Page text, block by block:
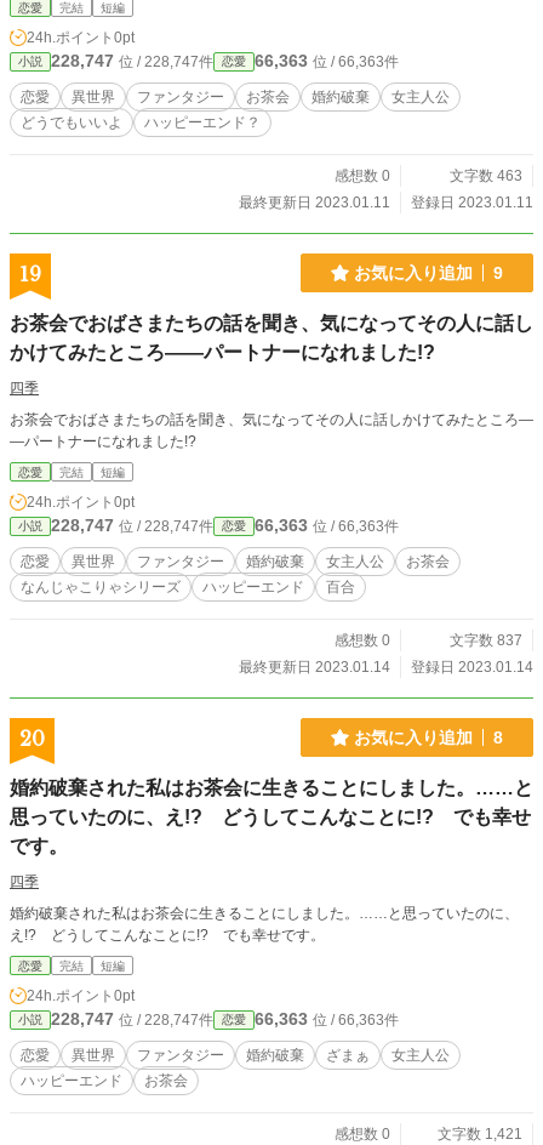
恋愛 完結 短編
24h.ポイント 0pt
小説 228,747 位 / 228,747件 恋愛 66,363 位 / 66,363件
恋愛 異世界 ファンタジー お茶会 婚約破棄
女主人公
どうでもいいよ
ハッピーエンド？
感想数 0
文字数 463
最終更新日 2023.01.11
登録日 2023.01.11
19 お気に入り追加 9
お茶会でおばさまたちの話を聞き、気になってその人に話し
かけてみたところ――パートナーになれました!?
四季
お茶会でおばさまたちの話を聞き、気になってその人に話しかけてみたところ―
―パートナーになれました!?
恋愛 完結 短編
24h.ポイント 0pt
小説 228,747 位 / 228,747件 恋愛 66,363 位 / 66,363件
恋愛 異世界 ファンタジー 婚約破棄 女主人公
お茶会
なんじゃこりゃシリーズ
ハッピーエンド 百合
感想数 0
文字数 837
最終更新日 2023.01.14
登録日 2023.01.14
20 お気に入り追加 8
婚約破棄された私はお茶会に生きることにしました。……と
思っていたのに、え!? どうしてこんなことに!? でも幸せ
です。
四季
婚約破棄された私はお茶会に生きることにしました。……と思っていたのに、
え!? どうしてこんなことに!? でも幸せです。
恋愛 完結 短編
24h.ポイント 0pt
小説 228,747 位 / 228,747件 恋愛 66,363 位 / 66,363件
恋愛 異世界 ファンタジー 婚約破棄 ざまぁ
女主人公
ハッピーエンド
お茶会
感想数 0
文字数 1,421